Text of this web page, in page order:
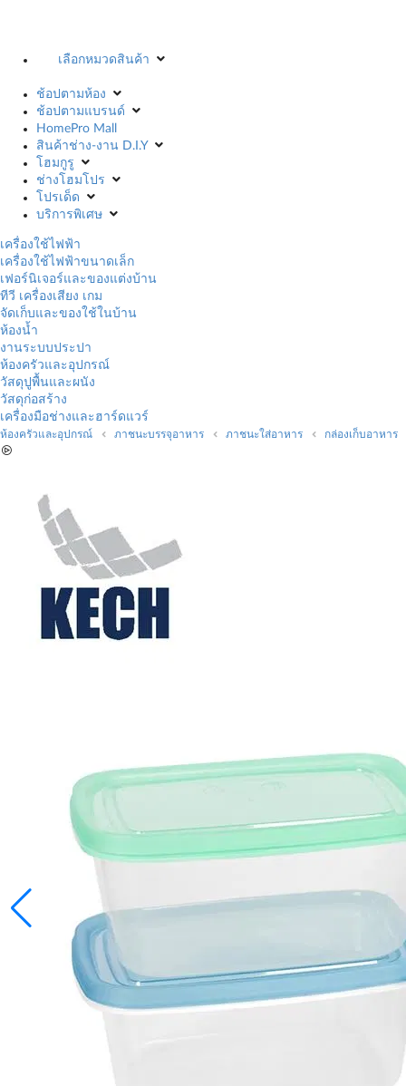
เลือกหมวดสินค้า
ช้อปตามห้อง
ช้อปตามแบรนด์
HomePro Mall
สินค้าช่าง-งาน D.I.Y
โฮมกูรู
ช่างโฮมโปร
โปรเด็ด
บริการพิเศษ
เครื่องใช้ไฟฟ้า
เครื่องใช้ไฟฟ้าขนาดเล็ก
เฟอร์นิเจอร์และของแต่งบ้าน
ทีวี เครื่องเสียง เกม
จัดเก็บและของใช้ในบ้าน
ห้องน้ำ
งานระบบประปา
ห้องครัวและอุปกรณ์
วัสดุปูพื้นและผนัง
วัสดุก่อสร้าง
เครื่องมือช่างและฮาร์ดแวร์
ห้องครัวและอุปกรณ์ ภาชนะบรรจุอาหาร ภาชนะใส่อาหาร กล่องเก็บอาหาร